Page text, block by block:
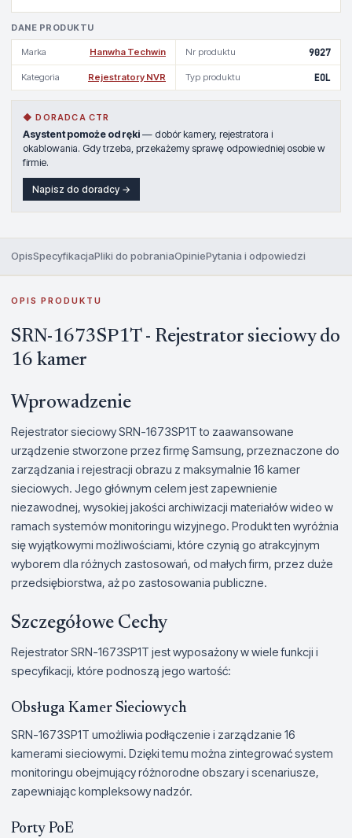
DANE PRODUKTU
Marka Hanwha Techwin Nr produktu 9027
Kategoria Rejestratory NVR Typ produktu EOL
◆ DORADCA CTR
Asystent pomoże od ręki — dobór kamery, rejestratora i
okablowania. Gdy trzeba, przekażemy sprawę odpowiedniej osobie w
firmie.
Napisz do doradcy →
OpisSpecyfikacjaPliki do pobraniaOpiniePytania i odpowiedzi
OPIS PRODUKTU
SRN-1673SP1T - Rejestrator sieciowy do
16 kamer
Wprowadzenie
Rejestrator sieciowy SRN-1673SP1T to zaawansowane
urządzenie stworzone przez firmę Samsung, przeznaczone do
zarządzania i rejestracji obrazu z maksymalnie 16 kamer
sieciowych. Jego głównym celem jest zapewnienie
niezawodnej, wysokiej jakości archiwizacji materiałów wideo w
ramach systemów monitoringu wizyjnego. Produkt ten wyróżnia
się wyjątkowymi możliwościami, które czynią go atrakcyjnym
wyborem dla różnych zastosowań, od małych firm, przez duże
przedsiębiorstwa, aż po zastosowania publiczne.
Szczegółowe Cechy
Rejestrator SRN-1673SP1T jest wyposażony w wiele funkcji i
specyfikacji, które podnoszą jego wartość:
Obsługa Kamer Sieciowych
SRN-1673SP1T umożliwia podłączenie i zarządzanie 16
kamerami sieciowymi. Dzięki temu można zintegrować system
monitoringu obejmujący różnorodne obszary i scenariusze,
zapewniając kompleksowy nadzór.
Porty PoE